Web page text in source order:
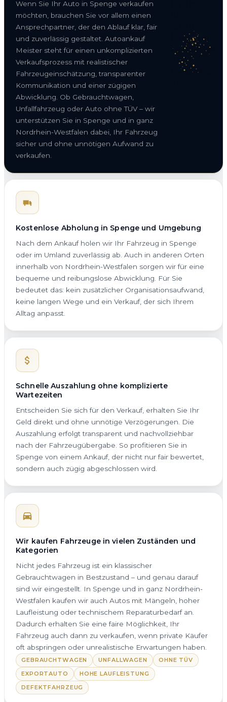
Wenn Sie Ihr Auto in Spenge verkaufen
möchten, brauchen Sie vor allem einen
Ansprechpartner, der den Ablauf klar, fair
und zuverlässig gestaltet. Autoankauf
Meister steht für einen unkomplizierten
Verkaufsprozess mit realistischer
Fahrzeugeinschätzung, transparenter
Kommunikation und einer zügigen
Abwicklung. Ob Gebrauchtwagen,
Unfallfahrzeug oder Auto ohne TÜV – wir
unterstützen Sie in Spenge und in ganz
Nordrhein-Westfalen dabei, Ihr Fahrzeug
sicher und ohne unnötigen Aufwand zu
verkaufen.
Kostenlose Abholung in Spenge und Umgebung
Nach dem Ankauf holen wir Ihr Fahrzeug in Spenge
oder im Umland zuverlässig ab. Auch in anderen Orten
innerhalb von Nordrhein-Westfalen sorgen wir für eine
bequeme und reibungslose Abwicklung. Für Sie
bedeutet das: kein zusätzlicher Organisationsaufwand,
keine langen Wege und ein Verkauf, der sich Ihrem
Alltag anpasst.
Schnelle Auszahlung ohne komplizierte
Wartezeiten
Entscheiden Sie sich für den Verkauf, erhalten Sie Ihr
Geld direkt und ohne unnötige Verzögerungen. Die
Auszahlung erfolgt transparent und nachvollziehbar
nach der Fahrzeugübergabe. So profitieren Sie in
Spenge von einem Ankauf, der nicht nur fair bewertet,
sondern auch zügig abgeschlossen wird.
Wir kaufen Fahrzeuge in vielen Zuständen und
Kategorien
Nicht jedes Fahrzeug ist ein klassischer
Gebrauchtwagen in Bestzustand – und genau darauf
sind wir eingestellt. In Spenge und in ganz Nordrhein-
Westfalen kaufen wir auch Autos mit Mängeln, hoher
Laufleistung oder technischem Reparaturbedarf an.
Dadurch erhalten Sie eine faire Möglichkeit, Ihr
Fahrzeug auch dann zu verkaufen, wenn private Käufer
oft abspringen oder unrealistische Erwartungen haben.
GEBRAUCHTWAGEN UNFALLWAGEN
OHNE TÜV
EXPORTAUTO
HOHE LAUFLEISTUNG
DEFEKTFAHRZEUG